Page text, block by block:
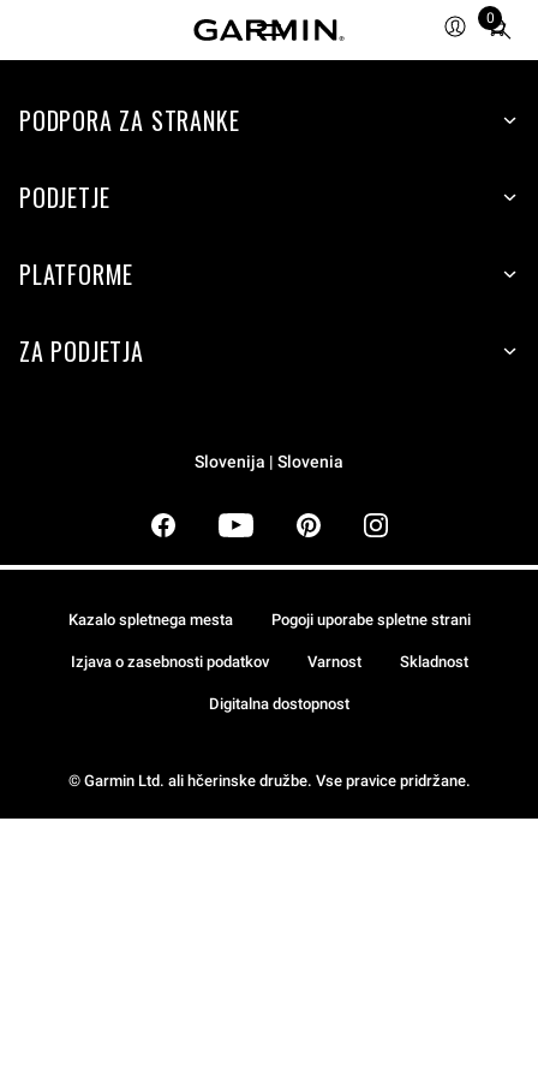
0
Total
items
cart:
PODPORA ZA STRANKE
PODJETJE
PLATFORME
ZA PODJETJA
Slovenija | Slovenia
© Garmin Ltd. ali hčerinske družbe. Vse pravice pridržane.
Kazalo spletnega mesta Pogoji uporabe spletne strani
Izjava o zasebnosti podatkov Varnost Skladnost
Digitalna dostopnost